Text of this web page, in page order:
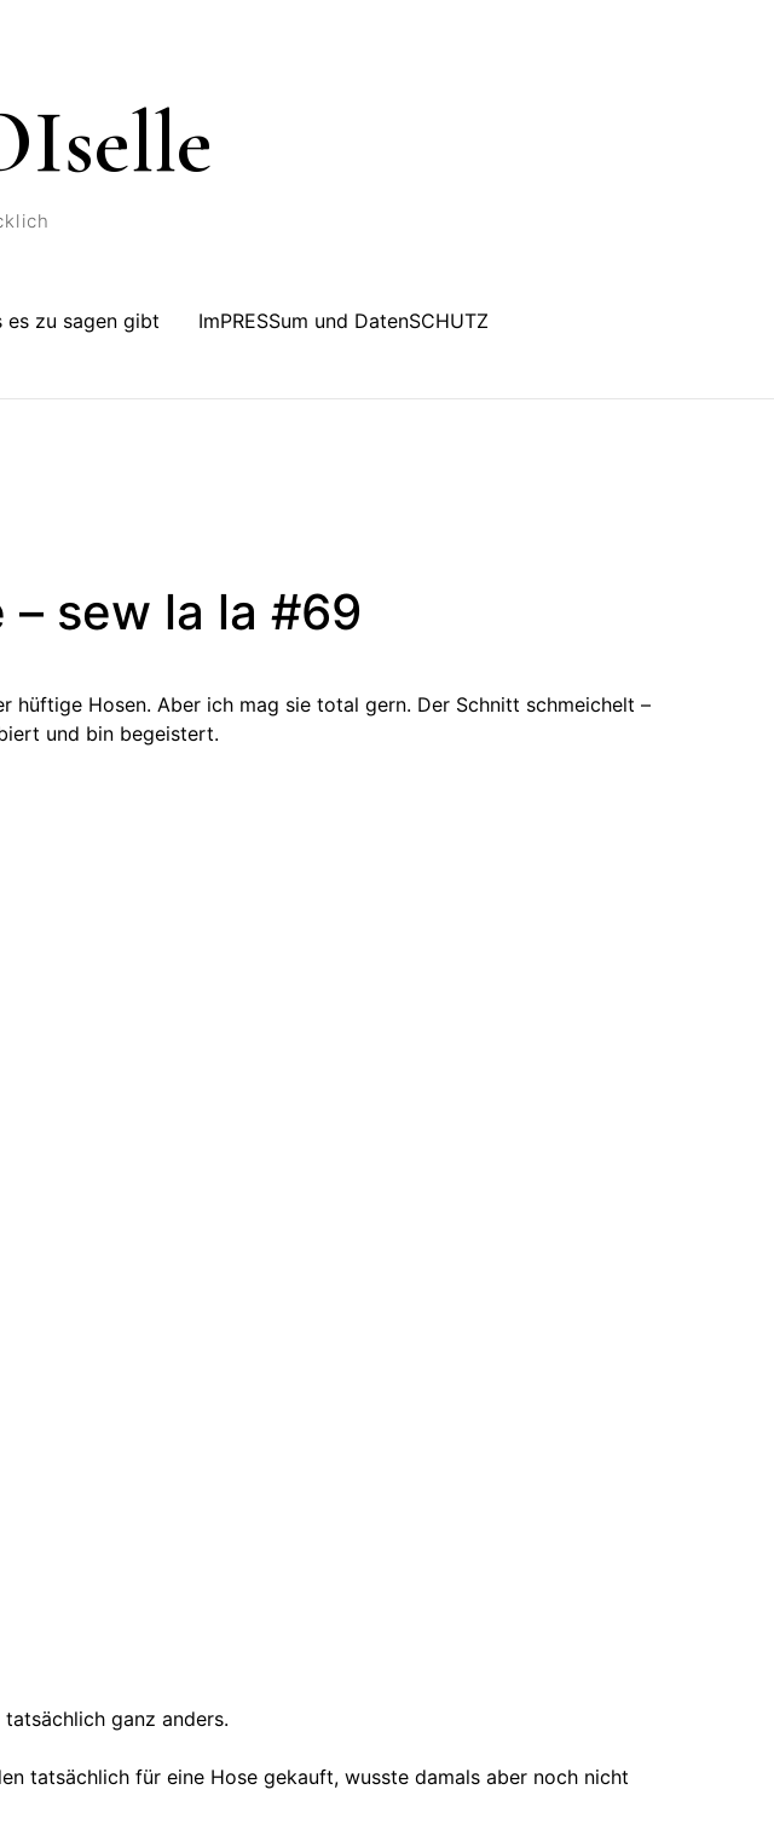
es zu sagen gibt ImPRESSum und DatenSCHUTZ
sew la la #69
hüftige Hosen. Aber ich mag sie total gern. Der Schnitt schmeichelt –
und bin begeistert.
ganz anders.
tatsächlich für eine Hose gekauft, wusste damals aber noch nicht